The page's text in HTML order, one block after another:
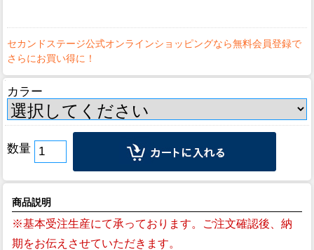
カラー
数量
商品説明
※基本受注生産にて承っております。ご注文確認後、納
期をお伝えさせていただきます。